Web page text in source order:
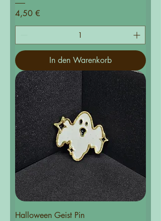
Preis
4,50 €
In den Warenkorb
Halloween Geist Pin